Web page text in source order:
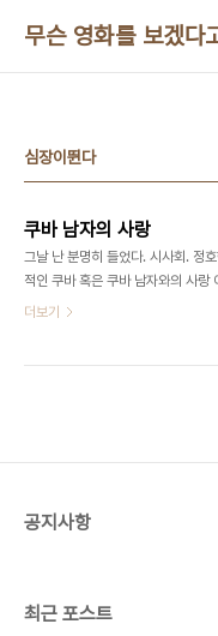
무슨 영화를 보겠다
심장이뛴다
쿠바 남자의 사랑
그날 난 분명히 들었다. 시사회. 정
적인 쿠바 혹은 쿠바 남자와의 사랑
에서 함께 보낸 다음날 아침 상황인
가 크지는 않았다. 들릴락말락한 탄
더보기
공지사항
최근 포스트